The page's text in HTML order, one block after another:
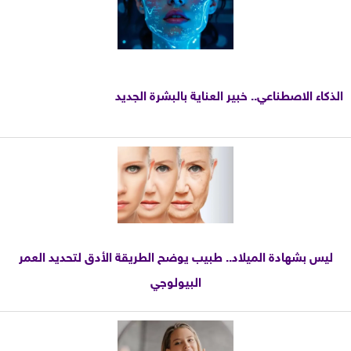
الذكاء الاصطناعي.. خبير العناية بالبشرة الجديد
ليس بشهادة الميلاد.. طبيب يوضح الطريقة الأدق لتحديد العمر
البيولوجي